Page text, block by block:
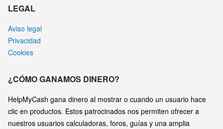
LEGAL
Aviso legal
Privacidad
Cookies
¿CÓMO GANAMOS DINERO?
HelpMyCash gana dinero al mostrar o cuando un usuario hace
clic en productos. Estos patrocinados nos permiten ofrecer a
nuestros usuarios calculadoras, foros, guías y una amplia